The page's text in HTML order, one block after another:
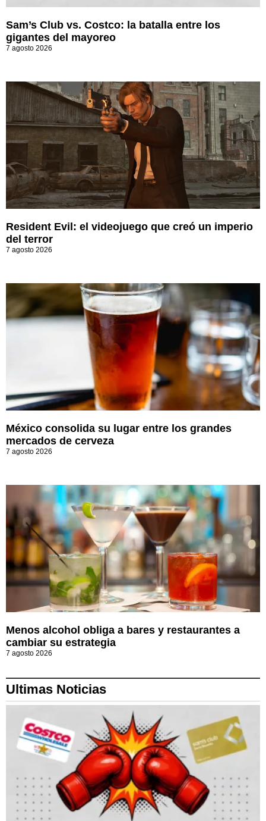
Sam’s Club vs. Costco: la batalla entre los
gigantes del mayoreo
7 agosto 2026
Resident Evil: el videojuego que creó un imperio
del terror
7 agosto 2026
México consolida su lugar entre los grandes
mercados de cerveza
7 agosto 2026
Menos alcohol obliga a bares y restaurantes a
cambiar su estrategia
7 agosto 2026
Ultimas Noticias